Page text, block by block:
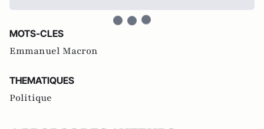
MOTS-CLES
Emmanuel Macron
THEMATIQUES
Politique